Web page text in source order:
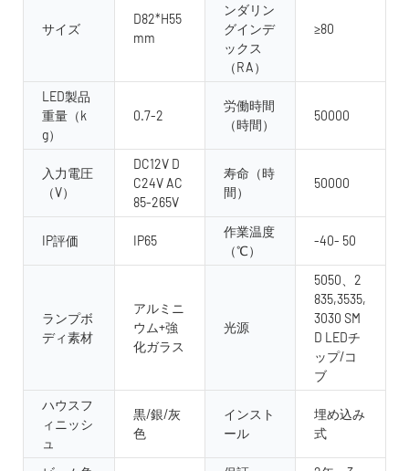
サイズ
D82*H55
mm
ンダリン
グインデ
ックス
（RA）
≥80
LED製品
重量（k
g）
0.7-2
労働時間
（時間）
50000
入力電圧
（V）
DC12V D
C24V AC
85-265V
寿命（時
間）
50000
IP評価 IP65
作業温度
（℃）
-40- 50
ランプボ
ディ素材
アルミニ
ウム+強
化ガラス
光源
5050、2
835,3535,
3030 SM
D LEDチ
ップ/コ
ブ
ハウスフ
ィニッシ
ュ
黒/銀/灰
色
インスト
ール
埋め込み
式